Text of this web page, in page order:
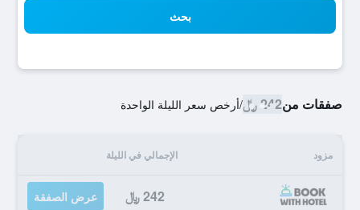
بحث
صفقات من242 ﷼ /أرخص سعر الليلة الواحدة
مزود الإجمالي في الليلة
242 ﷼ عرض الصفقة